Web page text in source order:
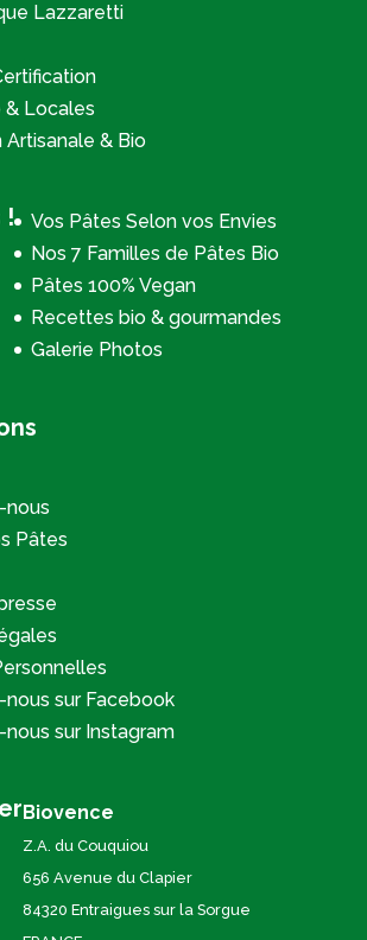
Lazzaretti
& Locales
Artisanale & Bio
!
Vos Pâtes Selon vos Envies
Nos 7 Familles de Pâtes Bio
Pâtes 100% Vegan
Recettes bio & gourmandes
Galerie Photos
Pâtes
sur Facebook
sur Instagram
Biovence
Z.A. du Couquiou
656 Avenue du Clapier
84320 Entraigues sur la Sorgue